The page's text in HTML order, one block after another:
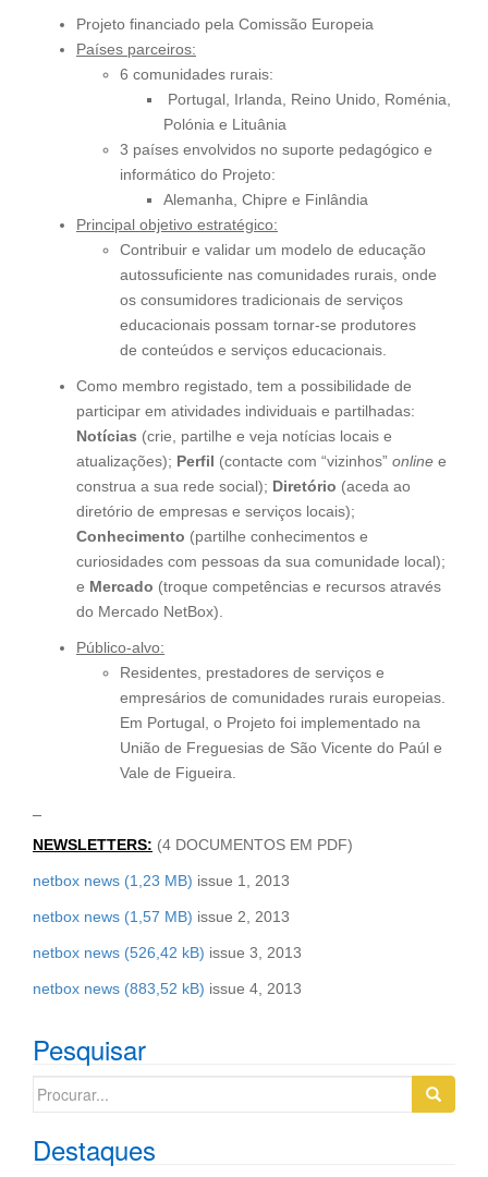
Projeto financiado pela Comissão Europeia
Países parceiros:
6 comunidades rurais:
Portugal, Irlanda, Reino Unido, Roménia,
Polónia e Lituânia
3 países envolvidos no suporte pedagógico e
informático do Projeto:
Alemanha, Chipre e Finlândia
Principal objetivo estratégico:
Contribuir e validar um modelo de educação
autossuficiente nas comunidades rurais, onde
os consumidores tradicionais de serviços
educacionais possam tornar-se produtores
de conteúdos e serviços educacionais.
Como membro registado, tem a possibilidade de
participar em atividades individuais e partilhadas:
Notícias (crie, partilhe e veja notícias locais e
atualizações); Perfil (contacte com “vizinhos” online e
construa a sua rede social); Diretório (aceda ao
diretório de empresas e serviços locais);
Conhecimento (partilhe conhecimentos e
curiosidades com pessoas da sua comunidade local);
e Mercado (troque competências e recursos através
do Mercado NetBox).
Público-alvo:
Residentes, prestadores de serviços e
empresários de comunidades rurais europeias.
Em Portugal, o Projeto foi implementado na
União de Freguesias de São Vicente do Paúl e
Vale de Figueira.
NEWSLETTERS: (4 DOCUMENTOS EM PDF)
netbox news issue 1, 2013
netbox news issue 2, 2013
netbox news issue 3, 2013
netbox news issue 4, 2013
Pesquisar
Search
Destaques